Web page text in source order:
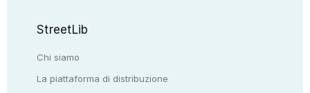
StreetLib
Chi siamo
La piattaforma di distribuzione